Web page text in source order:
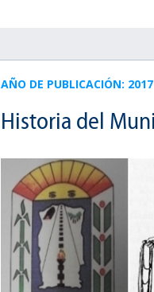
AÑO DE PUBLICACIÓN: 2017
Historia del